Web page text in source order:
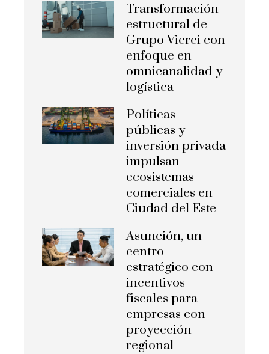
Transformación
estructural de
Grupo Vierci con
enfoque en
omnicanalidad y
logística
Políticas
públicas y
inversión privada
impulsan
ecosistemas
comerciales en
Ciudad del Este
Asunción, un
centro
estratégico con
incentivos
fiscales para
empresas con
proyección
regional